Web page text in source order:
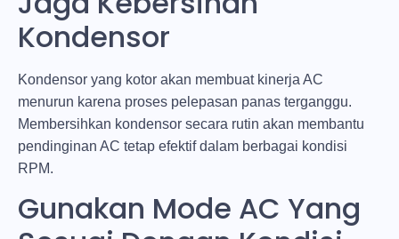
Kondensor
Kondensor yang kotor akan membuat kinerja AC
menurun karena proses pelepasan panas terganggu.
Membersihkan kondensor secara rutin akan membantu
pendinginan AC tetap efektif dalam berbagai kondisi
RPM.
Gunakan Mode AC Yang